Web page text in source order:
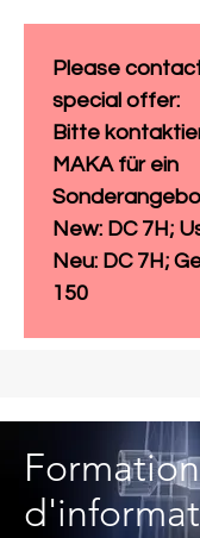
Please
special offer:
Bitte
MAKA für ein
New: DC 7H;
Neu: DC 7H;
150
Formation